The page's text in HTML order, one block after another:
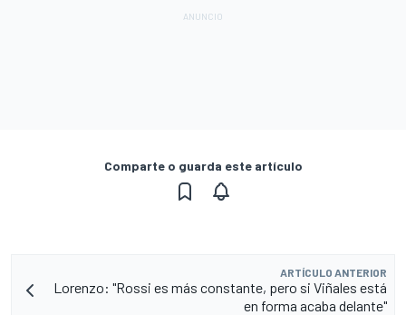
Comparte o guarda este artículo
ARTÍCULO ANTERIOR
Lorenzo: "Rossi es más constante, pero si Viñales está
en forma acaba delante"